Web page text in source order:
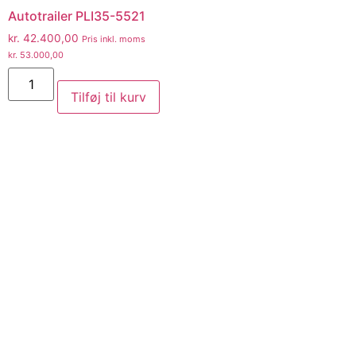
Autotrailer PLI35-5521
kr. 42.400,00 Pris inkl. moms
kr. 53.000,00
Tilføj til kurv